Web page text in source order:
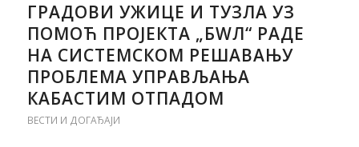
ГРАДОВИ УЖИЦЕ И ТУЗЛА УЗ
ПОМОЋ ПРОЈЕКТА „БWЛ“ РАДЕ
НА СИСТЕМСКОМ РЕШАВАЊУ
ПРОБЛЕМА УПРАВЉАЊА
КАБАСТИМ ОТПАДОМ
ВЕСТИ И ДОГАЂАЈИ